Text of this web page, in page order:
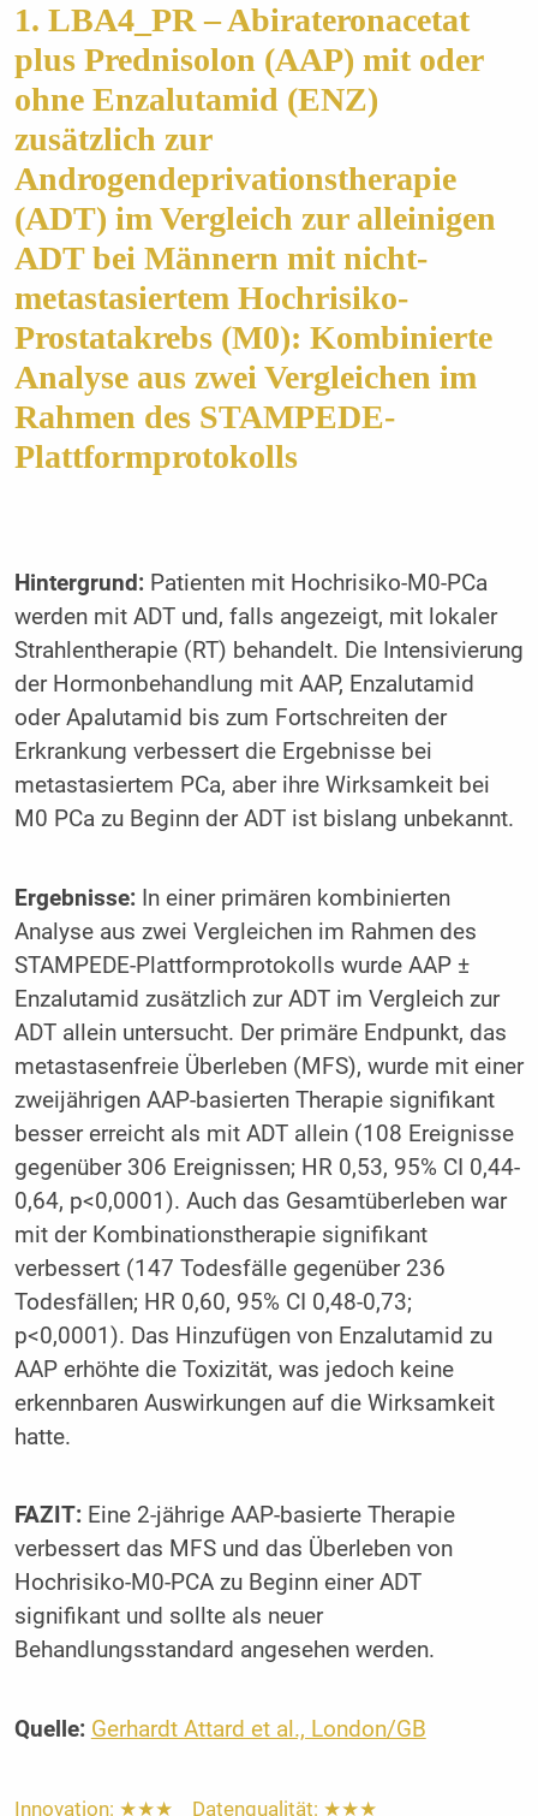
1. LBA4_PR – Abirateronacetat
plus Prednisolon (AAP) mit oder
ohne Enzalutamid (ENZ)
zusätzlich zur
Androgendeprivationstherapie
(ADT) im Vergleich zur alleinigen
ADT bei Männern mit nicht-
metastasiertem Hochrisiko-
Prostatakrebs (M0): Kombinierte
Analyse aus zwei Vergleichen im
Rahmen des STAMPEDE-
Plattformprotokolls
Hintergrund:Patienten mit Hochrisiko-M0-PCa
werden mit ADT und, falls angezeigt, mit lokaler
Strahlentherapie (RT) behandelt. Die Intensivierung
der Hormonbehandlung mit AAP, Enzalutamid
oder Apalutamid bis zum Fortschreiten der
Erkrankung verbessert die Ergebnisse bei
metastasiertem PCa, aber ihre Wirksamkeit bei
M0 PCa zu Beginn der ADT ist bislang unbekannt.
Ergebnisse:In einer primären kombinierten
Analyse aus zwei Vergleichen im Rahmen des
STAMPEDE-Plattformprotokolls wurde AAP ±
Enzalutamid zusätzlich zur ADT im Vergleich zur
ADT allein untersucht. Der primäre Endpunkt, das
metastasenfreie Überleben (MFS), wurde mit einer
zweijährigen AAP-basierten Therapie signifikant
besser erreicht als mit ADT allein (108 Ereignisse
gegenüber 306 Ereignissen; HR 0,53, 95% CI 0,44-
0,64, p<0,0001). Auch das Gesamtüberleben war
mit der Kombinationstherapie signifikant
verbessert (147 Todesfälle gegenüber 236
Todesfällen; HR 0,60, 95% CI 0,48-0,73;
p<0,0001). Das Hinzufügen von Enzalutamid zu
AAP erhöhte die Toxizität, was jedoch keine
erkennbaren Auswirkungen auf die Wirksamkeit
hatte.
FAZIT:Eine 2-jährige AAP-basierte Therapie
verbessert das MFS und das Überleben von
Hochrisiko-M0-PCA zu Beginn einer ADT
signifikant und sollte als neuer
Behandlungsstandard angesehen werden.
Quelle: Gerhardt Attard et al., London/GB
Innovation: ★★★ Datenqualität: ★★★